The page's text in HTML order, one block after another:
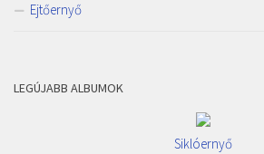
Ejtőernyő
LEGÚJABB ALBUMOK
Siklóernyő